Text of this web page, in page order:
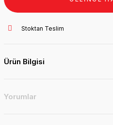
Stoktan Teslim
Ürün Bilgisi
Yorumlar